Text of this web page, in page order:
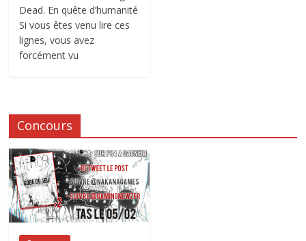
Dead. En quête d’humanité
Si vous êtes venu lire ces
lignes, vous avez
forcément vu
Concours